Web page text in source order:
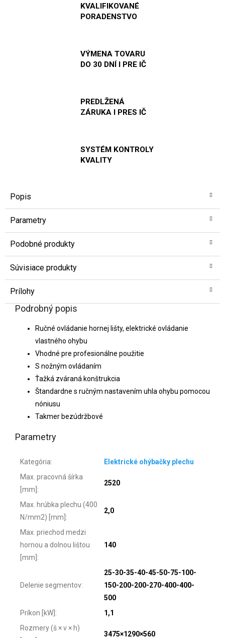
KVALIFIKOVANÉ
PORADENSTVO
VÝMENA TOVARU
DO 30 DNÍ I PRE IČ
PREDLŽENÁ
ZÁRUKA I PRES IČ
SYSTÉM KONTROLY
KVALITY
Popis
Parametry
Podobné produkty
Súvisiace produkty
Prílohy
Podrobný popis
Ručné ovládanie hornej lišty, elektrické ovládanie
vlastného ohybu
Vhodné pre profesionálne použitie
S nožným ovládaním
Ťažká zváraná konštrukcia
Štandardne s ručným nastavením uhla ohybu pomocou
nóniusu
Takmer bezúdržbové
Parametry
Kategória:
Elektrické ohýbačky plechu
Max. pracovná šírka
[mm] :
2520
Max. hrúbka plechu (400
N/mm2) [mm] :
2,0
Max. priechod medzi
hornou a dolnou lištou
[mm] :
140
Delenie segmentov:
25-30-35-40-45-50-75-100-
150-200-200-270-400-400-
500
Príkon [kW] :
1,1
Rozmery (š × v × h)
3475×1290×560